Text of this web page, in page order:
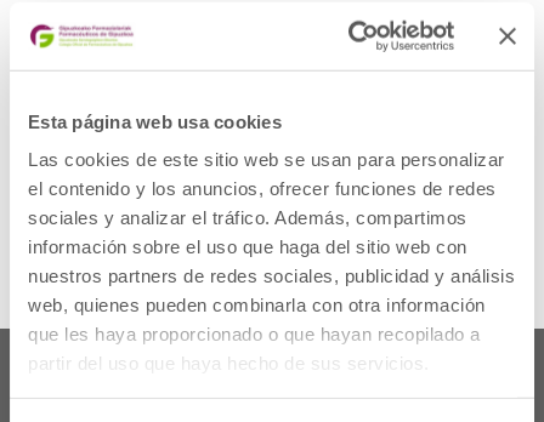
Esta página web usa cookies
Las cookies de este sitio web se usan para personalizar
el contenido y los anuncios, ofrecer funciones de redes
sociales y analizar el tráfico. Además, compartimos
información sobre el uso que haga del sitio web con
nuestros partners de redes sociales, publicidad y análisis
web, quienes pueden combinarla con otra información
que les haya proporcionado o que hayan recopilado a
partir del uso que haya hecho de sus servicios.
PROPOSAMENA
(Gipuzkoa) dagoen farmazia-bulego bat
eskualdatzeko proposamena
Aurkezteko epea 2025ko uztailaren 20a arte
Deialdia